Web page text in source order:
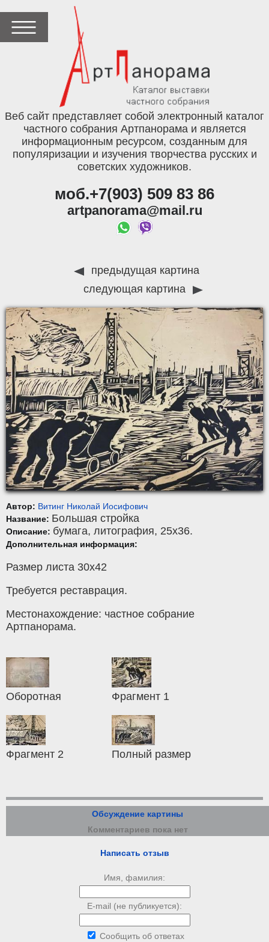
Веб сайт представляет собой электронный каталог
частного собрания Артпанорама и является
информационным ресурсом, созданным для
популяризации и изучения творчества русских и
советских художников.
моб.+7(903) 509 83 86
artpanorama@mail.ru
предыдущая картина
следующая картина
Автор: Витинг Николай Иосифович
Название: Большая стройка
Описание: бумага, литография, 25x36.
Дополнительная информация:
Размер листа 30х42
Требуется реставрация.
Местонахождение: частное собрание
Артпанорама.
Оборотная Фрагмент 1
Фрагмент 2 Полный размер
Обсуждение картины
Комментариев пока нет
Написать отзыв
Имя, фамилия:
E-mail (не публикуется):
Сообщить об ответах